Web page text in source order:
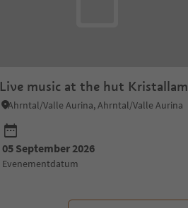
Live music at the hut Kristallam
Ahrntal/Valle Aurina, Ahrntal/Valle Aurina
05 September 2026
evenementdatum